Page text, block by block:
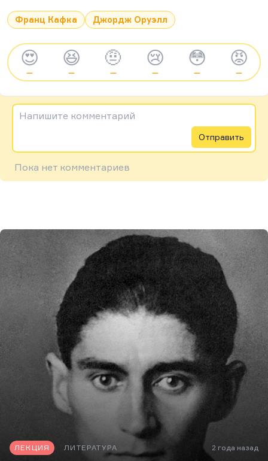
Франц Кафка Джордж Оруэлл
😍
—
😆
—
🤨
—
😢
—
😳
—
😡
—
Напишите комментарий
Отправить
Пока нет комментариев
ЛЕКЦИЯ ЛИТЕРАТУРА 2 года назад